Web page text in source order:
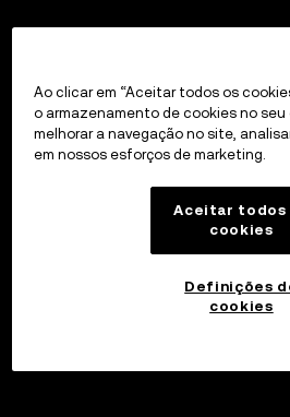
Ao clicar em “Aceitar todos os
o armazenamento de cookies no seu
melhorar a navegação no site,
em nossos esforços de marketing.
Aceitar todos
cookies
Definições
cookies